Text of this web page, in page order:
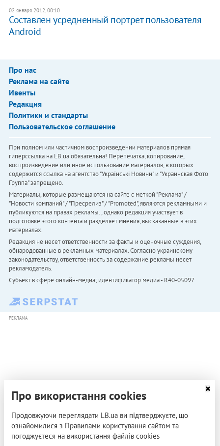
02 января 2012, 00:10
Составлен усредненный портрет пользователя
Android
Про нас
Реклама на сайте
Ивенты
Редакция
Политики и стандарты
Пользовательское соглашение
При полном или частичном воспроизведении материалов прямая
гиперссылка на LB.ua обязательна! Перепечатка, копирование,
воспроизведение или иное использование материалов, в которых
содержится ссылка на агентство "Українськi Новини" и "Украинская Фото
Группа" запрещено.
Материалы, которые размещаются на сайте с меткой "Реклама" /
"Новости компаний" / "Пресрелиз" / "Promoted", являются рекламными и
публикуются на правах рекламы. , однако редакция участвует в
подготовке этого контента и разделяет мнения, высказанные в этих
материалах.
Редакция не несет ответственности за факты и оценочные суждения,
обнародованные в рекламных материалах. Согласно украинскому
законодательству, ответственность за содержание рекламы несет
рекламодатель.
Субъект в сфере онлайн-медиа; идентификатор медиа - R40-05097
РЕКЛАМА
Про використання cookies
Продовжуючи переглядати LB.ua ви підтверджуєте, що
ознайомилися з Правилами користування сайтом та
погоджуєтеся на використання файлів cookies